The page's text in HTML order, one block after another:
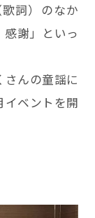
詞）のなか
感謝」といっ
さんの童謡に
イベントを開